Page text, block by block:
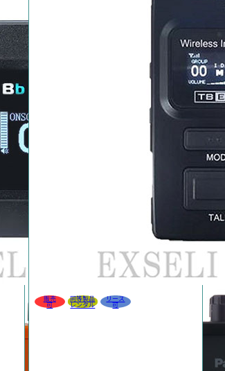
販売
可
同等製品
レンタル
リース
可